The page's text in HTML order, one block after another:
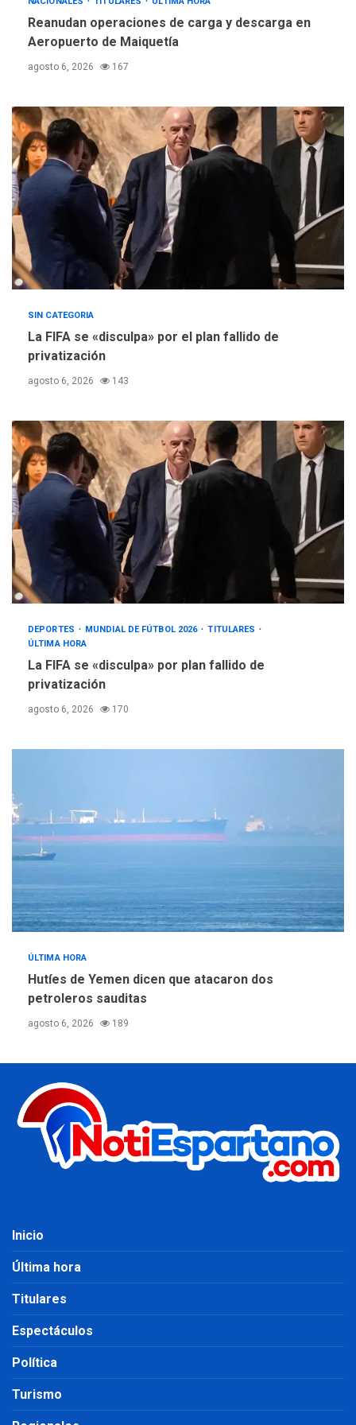
5
ÚLTIMA HORA
Concejo Municipal de
Mariño respalda a Cámara
Reanudan operaciones de carga y descarga en
Aeropuerto de Maiquetía
agosto 6, 2026 167
SIN CATEGORIA
La FIFA se «disculpa» por el plan fallido de
privatización
agosto 6, 2026 143
DEPORTES MUNDIAL DE FÚTBOL 2026
TITULARES
ÚLTIMA HORA
La FIFA se «disculpa» por plan fallido de
privatización
agosto 6, 2026 170
ÚLTIMA HORA
Hutíes de Yemen dicen que atacaron dos
petroleros sauditas
agosto 6, 2026 189
Inicio
Última hora
Titulares
Espectáculos
Política
Turismo